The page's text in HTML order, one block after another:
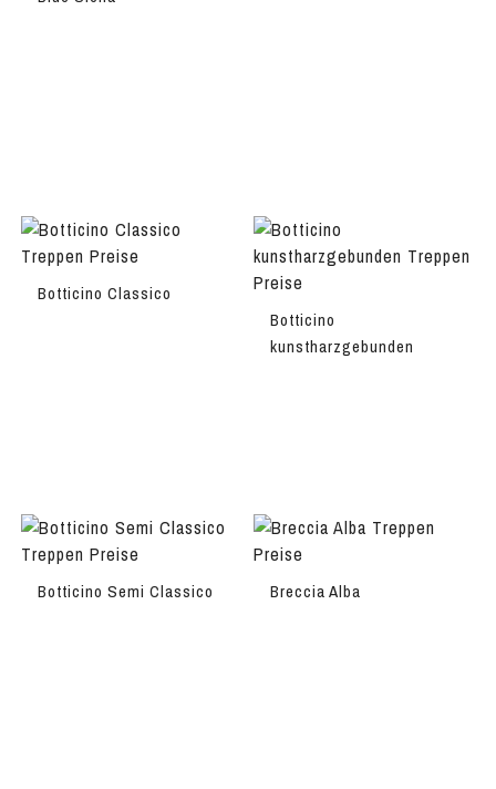
Botticino Classico
Botticino
kunstharzgebunden
Botticino Semi Classico Breccia Alba